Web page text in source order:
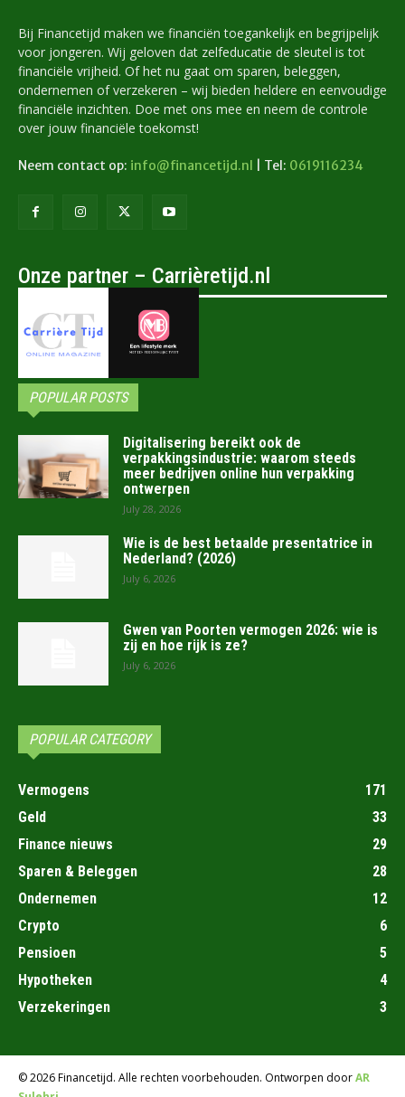
Bij Financetijd maken we financiën toegankelijk en begrijpelijk
voor jongeren. Wij geloven dat zelfeducatie de sleutel is tot
financiële vrijheid. Of het nu gaat om sparen, beleggen,
ondernemen of verzekeren – wij bieden heldere en eenvoudige
financiële inzichten. Doe met ons mee en neem de controle
over jouw financiële toekomst!
Neem contact op: info@financetijd.nl | Tel: 0619116234
Onze partner – Carrièretijd.nl
POPULAR POSTS
Digitalisering bereikt ook de
verpakkingsindustrie: waarom steeds
meer bedrijven online hun verpakking
ontwerpen
July 28, 2026
Wie is de best betaalde presentatrice in
Nederland? (2026)
July 6, 2026
Gwen van Poorten vermogen 2026: wie is
zij en hoe rijk is ze?
July 6, 2026
POPULAR CATEGORY
Vermogens
171
Geld
33
Finance nieuws
29
Sparen & Beleggen
28
Ondernemen
12
Crypto
6
Pensioen
5
Hypotheken
4
Verzekeringen
3
© 2026 Financetijd. Alle rechten voorbehouden. Ontworpen doorAR